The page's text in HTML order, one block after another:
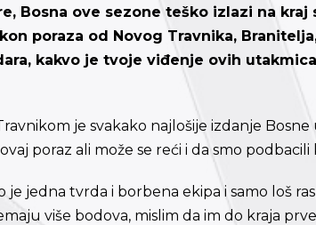
Bosna ove sezone teško izlazi na kraj
poraza od Novog Travnika,
kakvo je tvoje viđenje ovih
je svakako najlošije izdanje Bosne
poraz ali može se reći i da smo
je jedna tvrda i borbena ekipa i samo loš
više bodova, mislim da im do kraja